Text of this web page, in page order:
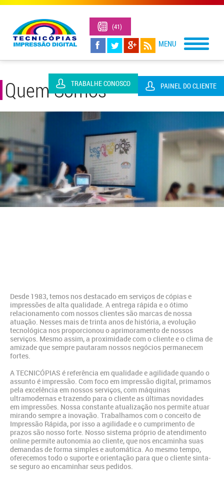
(41)
3323-
1305
PAINEL DO CLIENTE
TRABALHE CONOSCO
Quem Somos
Desde 1983, temos nos destacado em serviços de cópias e
impressões de alta qualidade. A entrega rápida e o ótimo
relacionamento com nossos clientes são marcas de nossa
atuação. Nesses mais de trinta anos de história, a evolução
tecnológica nos proporcionou o aprimoramento de nossos
serviços. Mesmo assim, a proximidade com o cliente e o clima de
amizade que sempre pautaram nossos negócios permanecem
fortes.
A TECNICÓPIAS é referência em qualidade e agilidade quando o
assunto é impressão. Com foco em impressão digital, primamos
pela excelência em nossos serviços, com máquinas
ultramodernas e trazendo para o cliente as últimas novidades
em impressões. Nossa constante atualização nos permite atuar
mirando sempre a inovação. Trabalhamos com o conceito de
Impressão Rápida, por isso a agilidade e o cumprimento de
prazos são nosso forte. Nosso sistema próprio de atendimento
online permite autonomia ao cliente, que nos encaminha suas
demandas de forma simples e automática. Ao mesmo tempo,
oferecemos todo o suporte e orientação para que o cliente sinta-
se seguro ao encaminhar seus pedidos.